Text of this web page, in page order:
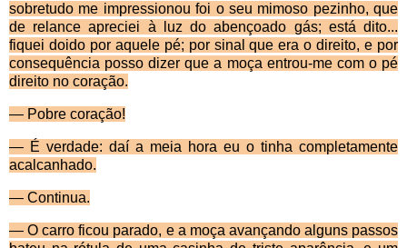
sobretudo me impressionou foi o seu mimoso pezinho, que
de relance apreciei à luz do abençoado gás; está dito...
fiquei doido por aquele pé; por sinal que era o direito, e por
consequência posso dizer que a moça entrou-me com o pé
direito no coração.
— Pobre coração!
— É verdade: daí a meia hora eu o tinha completamente
acalcanhado.
— Continua.
— O carro ficou parado, e a moça avançando alguns passos